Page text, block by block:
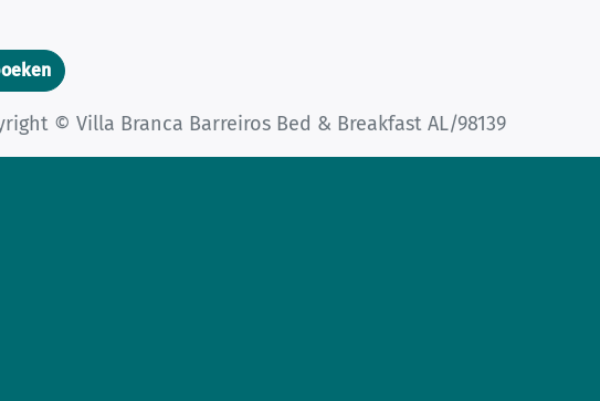
© Villa Branca Barreiros Bed & Breakfast AL/98139